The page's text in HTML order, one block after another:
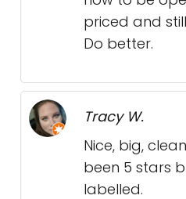
priced and
Do better.
Tracy W.
Nice, big,
been 5 stars
labelled.